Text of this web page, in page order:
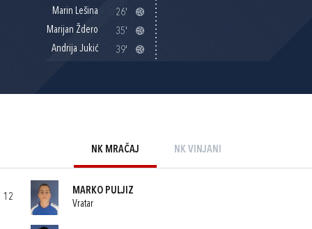
Marin Lešina
26'
Marijan Ždero
35'
Andrija Jukić
39'
NK MRAČAJ NK VINJANI
12
MARKO PULJIZ
Vratar